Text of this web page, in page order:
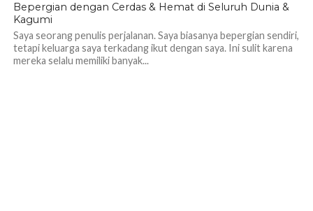
Bepergian dengan Cerdas & Hemat di Seluruh Dunia &
Kagumi
Saya seorang penulis perjalanan. Saya biasanya bepergian sendiri,
tetapi keluarga saya terkadang ikut dengan saya. Ini sulit karena
mereka selalu memiliki banyak...